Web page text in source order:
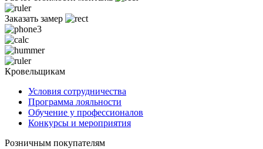
Заказать замер
Кровельщикам
Условия сотрудничества
Программа лояльности
Обучение у профессионалов
Конкурсы и мероприятия
Розничным покупателям